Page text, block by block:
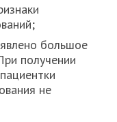
большое
получении
не